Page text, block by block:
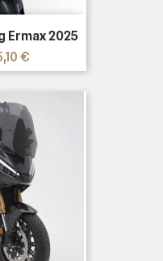
Ermax 2025
€